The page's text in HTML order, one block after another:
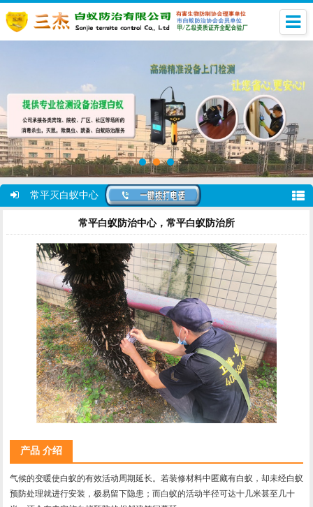
常平灭白蚁中心
常平白蚁防治中心，常平白蚁防治所
产品 介绍
气候的变暖使白蚁的有效活动周期延长。若装修材料中匿藏有白蚁，却未经白蚁
预防处理就进行安装，极易留下隐患；而白蚁的活动半径可达十几米甚至几十